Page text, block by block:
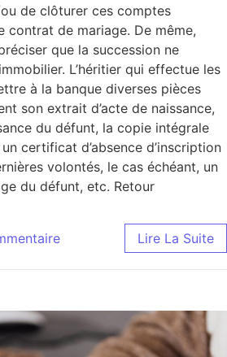
de clôturer ces comptes
contrat de mariage. De même,
que la succession ne
L’héritier qui effectue les
à la banque diverses pièces
son extrait d’acte de naissance,
du défunt, la copie intégrale
certificat d’absence d’inscription
volontés, le cas échéant, un
du défunt, etc. Retour
Lire La Suite